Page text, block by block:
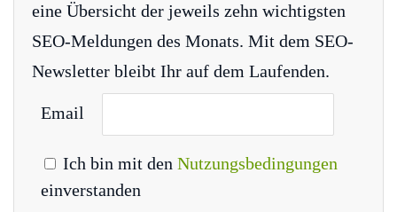
eine Übersicht der jeweils zehn wichtigsten
SEO-Meldungen des Monats. Mit dem SEO-
Newsletter bleibt Ihr auf dem Laufenden.
Email
Ich bin mit den Nutzungsbedingungen
einverstanden